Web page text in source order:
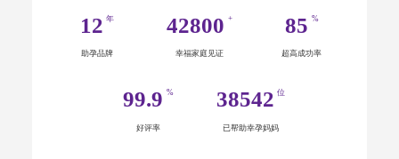
12 年
助孕品牌
42800 +
幸福家庭见证
85 %
超高成功率
99.9 %
好评率
38542 位
已帮助幸孕妈妈